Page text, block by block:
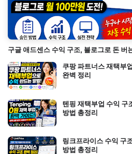
구글 애드센스 수익 구조, 블로그로 돈 버
쿠팡 파트너스 재택부
완벽 정리
텐핑 재택부업 수익 구
방법 총정리
링크프라이스 수익 구
방법 총정리